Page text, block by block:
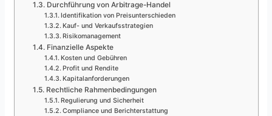
Durchführung von Arbitrage-Handel
Identifikation von Preisunterschieden
Kauf- und Verkaufsstrategien
Risikomanagement
Finanzielle Aspekte
Kosten und Gebühren
Profit und Rendite
Kapitalanforderungen
Rechtliche Rahmenbedingungen
Regulierung und Sicherheit
Compliance und Berichterstattung